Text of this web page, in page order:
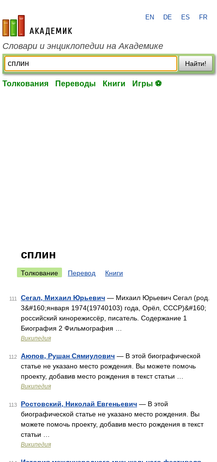
academic.ru
EN DE ES FR
Словари и энциклопедии на Академике
Найти!
Толкования Переводы Книги Игры ⚽
сплин
Толкование Перевод Книги
111 Сегал, Михаил Юрьевич — Михаил Юрьевич Сегал (род.
3&#160;января 1974(19740103) года, Орёл, СССР)&#160;
российский кинорежиссёр, писатель. Содержание 1
Биография 2 Фильмография …
Википедия
112 Аюпов, Рушан Сямиулович — В этой биографической
статье не указано место рождения. Вы можете помочь
проекту, добавив место рождения в текст статьи …
Википедия
113 Ростовский, Николай Евгеньевич — В этой
биографической статье не указано место рождения. Вы
можете помочь проекту, добавив место рождения в текст
статьи …
Википедия